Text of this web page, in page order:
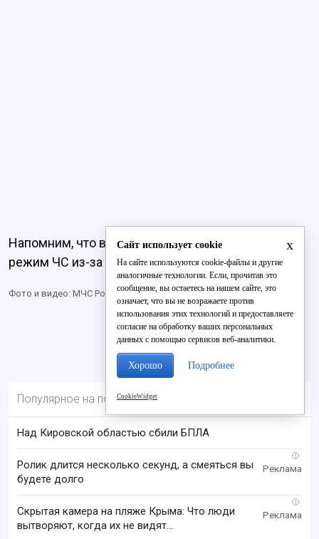
Напомним, что в одном районе Хабаровска
ввели
режим ЧС из-за повышенной радиации.
Фото и видео: МЧС России
Популярное на портале
Над Кировской областью сбили БПЛА
i
Ролик длится несколько секунд, а смеяться вы
будете долго
i
Скрытая камера на пляже Крыма: Что люди
вытворяют, когда их не видят...
x
Сайт использует cookie
На сайте используются cookie-файлы и другие
аналогичные технологии. Если, прочитав это
сообщение, вы остаетесь на нашем сайте, это
означает, что вы не возражаете против
использования этих технологий и предоставляете
согласие на обработку ваших персональных
данных с помощью сервисов веб-аналитики.
Хорошо Подробнее
CookieWidget